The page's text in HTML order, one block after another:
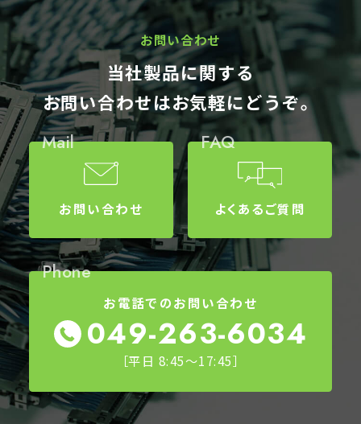
お問い合わせ
当社製品に関する
お問い合わせはお気軽にどうぞ。
Mail
お問い合わせ
FAQ
よくあるご質問
Phone
お電話でのお問い合わせ
049-263-6034
［平日 8:45～17:45］